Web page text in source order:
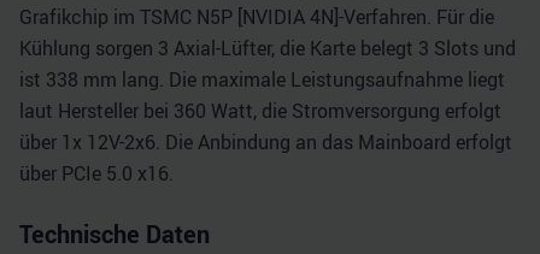
Grafikchip im TSMC N5P [NVIDIA 4N]-Verfahren. Für die
Kühlung sorgen 3 Axial-Lüfter, die Karte belegt 3 Slots und
ist 338 mm lang. Die maximale Leistungsaufnahme liegt
laut Hersteller bei 360 Watt, die Stromversorgung erfolgt
über 1x 12V-2x6. Die Anbindung an das Mainboard erfolgt
über PCIe 5.0 x16.
Technische Daten